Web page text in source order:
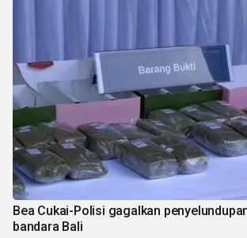
Bea Cukai-Polisi gagalkan
bandara Bali